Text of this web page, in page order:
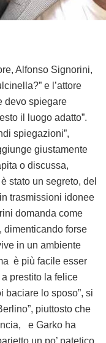
Alfonso Signorini,
e l’attore
devo spiegare
il luogo adatto”.
spiegazioni”,
giustamente
o discussa,
stato un segreto, del
trasmissioni idonee
domanda come
dimenticando forse
in un ambiente
è più facile esser
prestito la felice
baciare lo sposo”, si
piuttosto che
e Garko ha